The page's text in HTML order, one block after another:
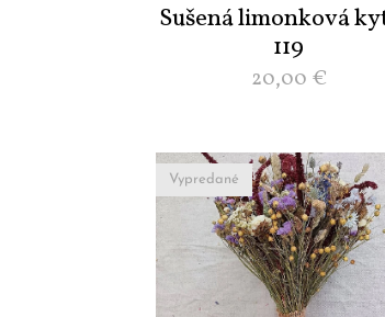
Sušená limonková
119
20,00 €
Vypredané